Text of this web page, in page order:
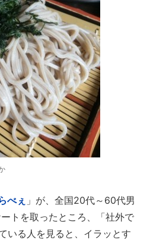
べぇ 」が、全国20代～60代男
トを取ったところ、「社外で
いる人を見ると、イラッとす